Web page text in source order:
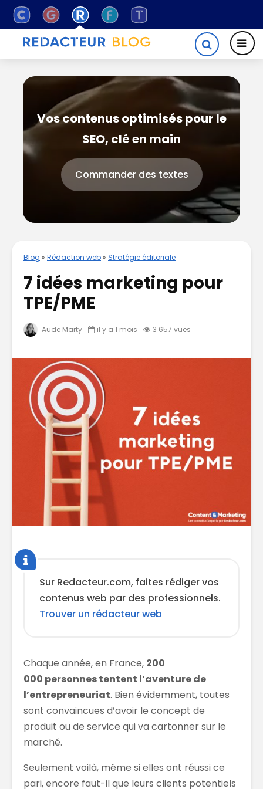
Vos contenus optimisés pour le
SEO, clé en main
Commander des textes
Blog » Rédaction web » Stratégie éditoriale
7 idées marketing pour
TPE/PME
Aude Marty il y a 1 mois 3 657 vues
Sur Redacteur.com, faites rédiger vos
contenus web par des professionnels.
Trouver un rédacteur web
Chaque année, en France, 200
000 personnes tentent l’aventure de
l’entrepreneuriat. Bien évidemment, toutes
sont convaincues d’avoir le concept de
produit ou de service qui va cartonner sur le
marché.
Seulement voilà, même si elles ont réussi ce
pari, encore faut-il que leurs clients potentiels